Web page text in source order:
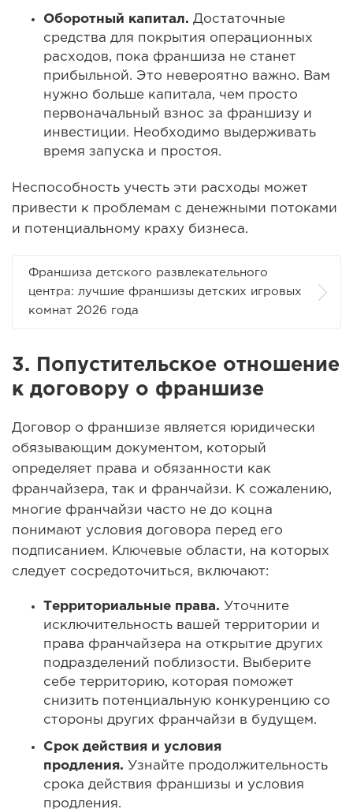
Оборотный капитал. Достаточные
средства для покрытия операционных
расходов, пока франшиза не станет
прибыльной. Это невероятно важно. Вам
нужно больше капитала, чем просто
первоначальный взнос за франшизу и
инвестиции. Необходимо выдерживать
время запуска и простоя.
Неспособность учесть эти расходы может
привести к проблемам с денежными потоками
и потенциальному краху бизнеса.
Франшиза детского развлекательного
центра: лучшие франшизы детских игровых
комнат 2026 года
3.
Попустительское отношение
к договору о франшизе
Договор о франшизе является юридически
обязывающим документом, который
определяет права и обязанности как
франчайзера, так и франчайзи. К сожалению,
многие франчайзи часто не до коцна
понимают условия договора перед его
подписанием. Ключевые области, на которых
следует сосредоточиться, включают:
Территориальные права. Уточните
исключительность вашей территории и
права франчайзера на открытие других
подразделений поблизости. Выберите
себе территорию, которая поможет
снизить потенциальную конкуренцию со
стороны других франчайзи в будущем.
Срок действия и условия
продления. Узнайте продолжительность
срока действия франшизы и условия
продления.